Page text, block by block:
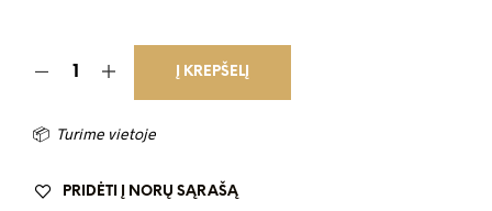
Į KREPŠELĮ
📦 Turime vietoje
PRIDĖTI Į NORŲ SĄRAŠĄ